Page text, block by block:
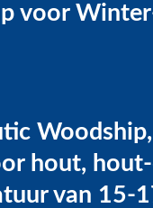
voor
hout,
van 15-